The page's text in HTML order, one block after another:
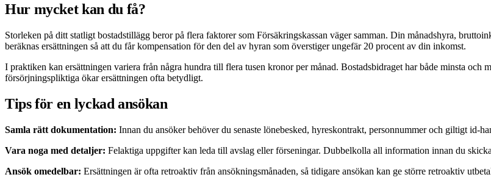
Hur mycket kan du få?
Storleken på ditt statligt bostadstillägg beror på flera faktorer som Försäkringskassan väger samman. Din månadshyra,
beräknas ersättningen så att du får kompensation för den del av hyran som överstiger ungefär 20 procent av din inkomst.
I praktiken kan ersättningen variera från några hundra till flera tusen kronor per månad. Bostadsbidraget har både minsta och
försörjningspliktiga ökar ersättningen ofta betydligt.
Tips för en lyckad ansökan
Samla rätt dokumentation: Innan du ansöker behöver du senaste lönebesked, hyreskontrakt, personnummer och giltigt id-
Vara noga med detaljer: Felaktiga uppgifter kan leda till avslag eller förseningar. Dubbelkolla all information innan du
Ansök omedelbar: Ersättningen är ofta retroaktiv från ansökningsmånaden, så tidigare ansökan kan ge större retroaktiv